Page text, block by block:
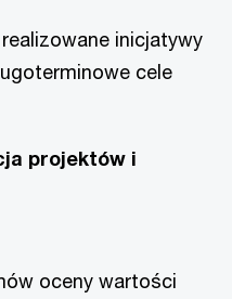
inicjatywy
cele
projektów i
oceny wartości